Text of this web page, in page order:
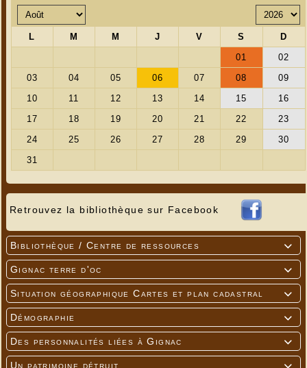
Retrouvez la bibliothèque sur Facebook

Bibliothèque / Centre de ressources

Gignac terre d'oc

Situation géographique Cartes et plan cadastral

Démographie

Des personnalités liées à Gignac

Un patrimoine détruit